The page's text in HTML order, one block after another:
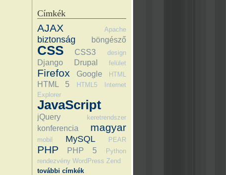
Címkék
AJAX Apache
biztonság böngésző
CSS CSS3 design
Django Drupal felület
Firefox Google HTML
HTML 5 HTML5
Internet
Explorer
JavaScript
jQuery keretrendszer
konferencia magyar
mobil MySQL PEAR
PHP PHP 5
Python
rendezvény WordPress Zend
további címkék